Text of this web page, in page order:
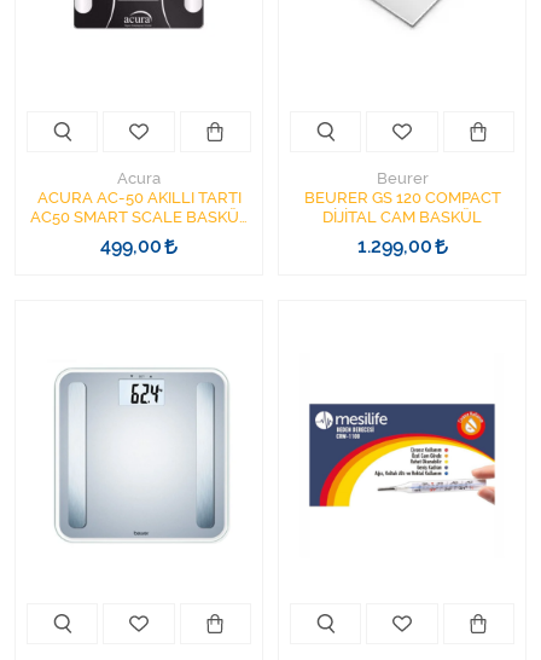
Kişisel Bakım ve Sağlık
Ortopedi Ürünleri
Ortopedi Ürünleri
Sarf Malzemeleri
Sarf Malzemeleri
Tıbbi Tekstil Ürünleri
Tüm Kategorileri Gör
Acura
ACURA AC-50 AKILLI TARTI
AC50 SMART SCALE BASKÜL
180KG KAPASİTE BLUETOOTH
BAĞLANTILI
499,00
Beurer
BEURER GS 120 COMPACT
DİJİTAL CAM BASKÜL
1.299,00